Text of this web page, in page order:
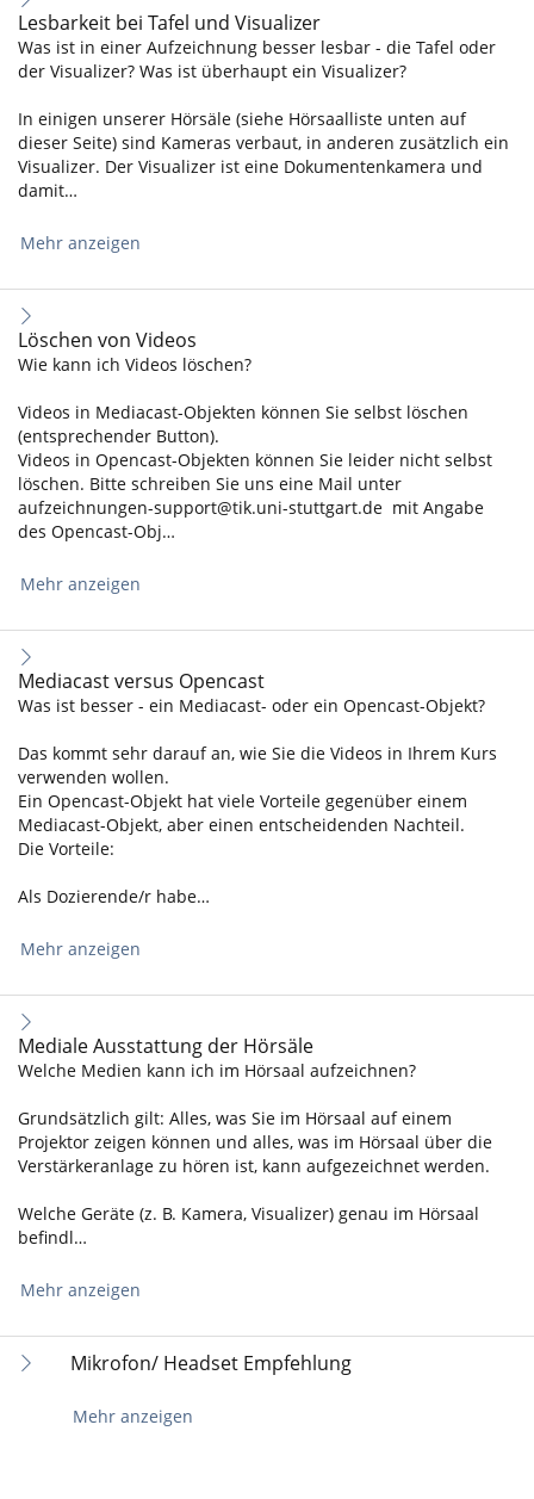
Lesbarkeit bei Tafel und Visualizer
Was ist in einer Aufzeichnung besser lesbar - die Tafel oder
der Visualizer? Was ist überhaupt ein Visualizer?
In einigen unserer Hörsäle (siehe Hörsaalliste unten auf
dieser Seite) sind Kameras verbaut, in anderen zusätzlich ein
Visualizer. Der Visualizer ist eine Dokumentenkamera und
damit…
Mehr anzeigen
Löschen von Videos
Wie kann ich Videos löschen?
Videos in Mediacast-Objekten können Sie selbst löschen
(entsprechender Button).
Videos in Opencast-Objekten können Sie leider nicht selbst
löschen. Bitte schreiben Sie uns eine Mail unter
aufzeichnungen-support@tik.uni-stuttgart.de mit Angabe
des Opencast-Obj…
Mehr anzeigen
Mediacast versus Opencast
Was ist besser - ein Mediacast- oder ein Opencast-Objekt?
Das kommt sehr darauf an, wie Sie die Videos in Ihrem Kurs
verwenden wollen.
Ein Opencast-Objekt hat viele Vorteile gegenüber einem
Mediacast-Objekt, aber einen entscheidenden Nachteil.
Die Vorteile:
Als Dozierende/r habe…
Mehr anzeigen
Mediale Ausstattung der Hörsäle
Welche Medien kann ich im Hörsaal aufzeichnen?
Grundsätzlich gilt: Alles, was Sie im Hörsaal auf einem
Projektor zeigen können und alles, was im Hörsaal über die
Verstärkeranlage zu hören ist, kann aufgezeichnet werden.
Welche Geräte (z. B. Kamera, Visualizer) genau im Hörsaal
befindl…
Mehr anzeigen
Mikrofon/ Headset Empfehlung
Mehr anzeigen